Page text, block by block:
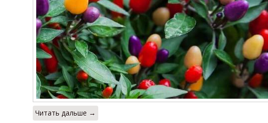
Читать дальше →